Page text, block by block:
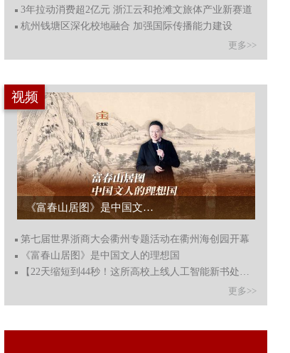
3年拉动消费超2亿元 浙江云和抢滩文旅体产业新赛道
杭州钱塘区深化校地融合 加强国际传播能力建设
更多>>
视频
《富春山居图》是中国文人的理想国...
第七届世界浙商大会衢州专题活动在衢州海创园开幕
《富春山居图》是中国文人的理想国
【22天缩短到44秒！这所高校上线人工智能新书处理系统】
更多>>